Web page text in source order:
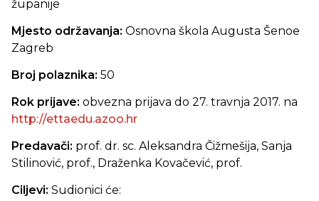
županije
Mjesto održavanja: Osnovna škola Augusta Šenoe
Zagreb
Broj polaznika: 50
Rok prijave: obvezna prijava do 27. travnja 2017. na
http://ettaedu.azoo.hr
Predavači: prof. dr. sc. Aleksandra Čižmešija, Sanja
Stilinović, prof., Draženka Kovačević, prof.
Ciljevi: Sudionici će: